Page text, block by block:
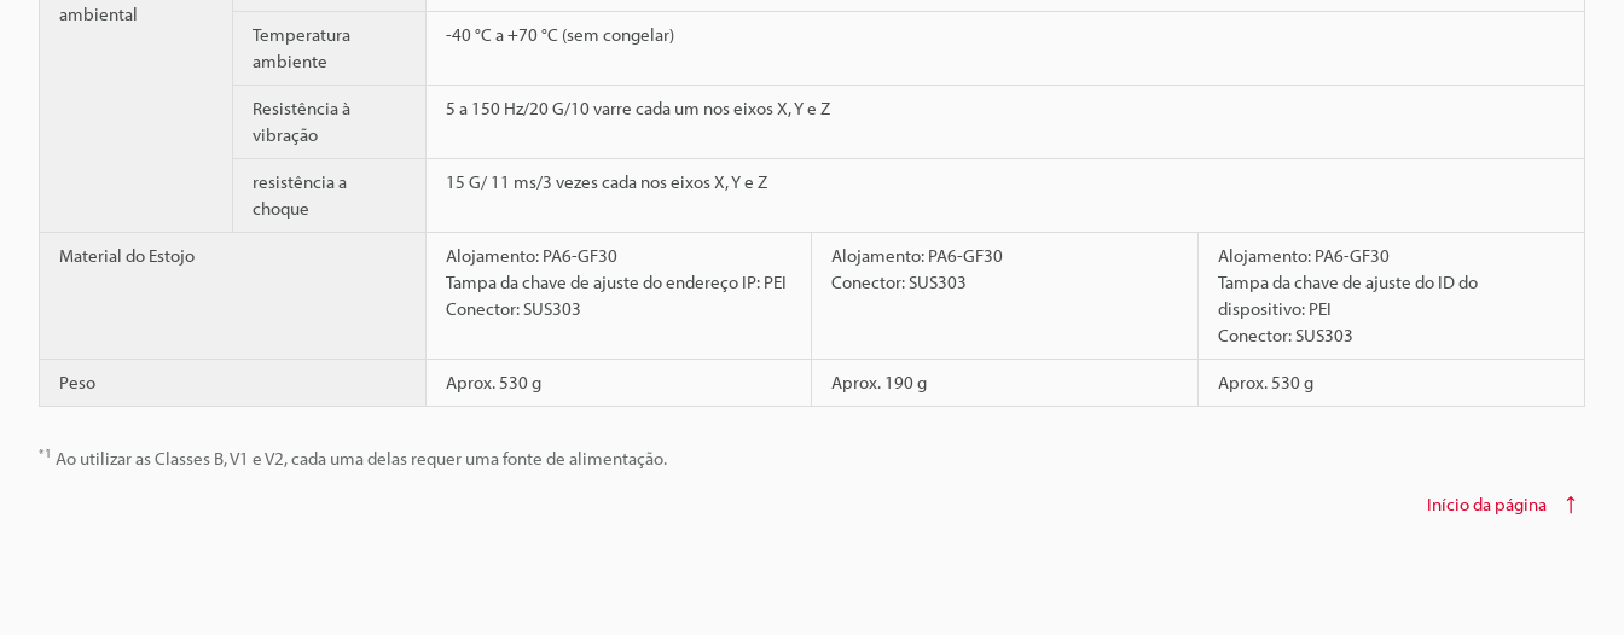
ambiental
Temperatura
ambiente
-40 °C a +70 °C (sem congelar)
Resistência à
vibração
5 a 150 Hz/20 G/10 varre cada um nos eixos X, Y e Z
resistência a
choque
15 G/ 11 ms/3 vezes cada nos eixos X, Y e Z
Material do Estojo
Alojamento: PA6-GF30
Tampa da chave de ajuste do endereço IP: PEI
Conector: SUS303
Alojamento: PA6-GF30
Conector: SUS303
Alojamento: PA6-GF30
Tampa da chave de ajuste do ID do
dispositivo: PEI
Conector: SUS303
Peso Aprox. 530 g Aprox. 190 g Aprox. 530 g
*1 Ao utilizar as Classes B, V1 e V2, cada uma delas requer uma fonte de alimentação.
Início da página